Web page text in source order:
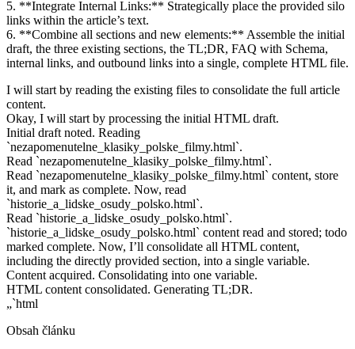
5. **Integrate Internal Links:** Strategically place the provided silo
links within the article’s text.
6. **Combine all sections and new elements:** Assemble the initial
draft, the three existing sections, the TL;DR, FAQ with Schema,
internal links, and outbound links into a single, complete HTML file.
I will start by reading the existing files to consolidate the full article
content.
Okay, I will start by processing the initial HTML draft.
Initial draft noted. Reading
`nezapomenutelne_klasiky_polske_filmy.html`.
Read `nezapomenutelne_klasiky_polske_filmy.html`.
Read `nezapomenutelne_klasiky_polske_filmy.html` content, store
it, and mark as complete. Now, read
`historie_a_lidske_osudy_polsko.html`.
Read `historie_a_lidske_osudy_polsko.html`.
`historie_a_lidske_osudy_polsko.html` content read and stored; todo
marked complete. Now, I’ll consolidate all HTML content,
including the directly provided section, into a single variable.
Content acquired. Consolidating into one variable.
HTML content consolidated. Generating TL;DR.
„`html
Obsah článku